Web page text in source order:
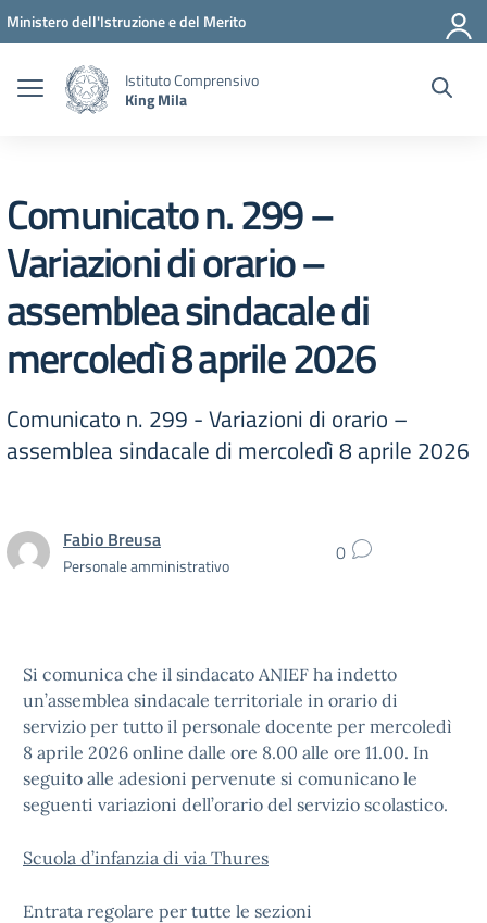
Vai ai contenuti
Vai al menu di navigazione
Vai al footer
Ministero dell'Istruzione e del Merito
Istituto Comprensivo
King Mila
Comunicato n. 299 –
Variazioni di orario –
assemblea sindacale di
mercoledì 8 aprile 2026
Comunicato n. 299 - Variazioni di orario –
assemblea sindacale di mercoledì 8 aprile 2026
Fabio Breusa
Personale amministrativo 0
Si comunica che il sindacato ANIEF ha indetto
un’assemblea sindacale territoriale in orario di
servizio per tutto il personale docente per mercoledì
8 aprile 2026 online dalle ore 8.00 alle ore 11.00. In
seguito alle adesioni pervenute si comunicano le
seguenti variazioni dell’orario del servizio scolastico.
Scuola d’infanzia di via Thures
Entrata regolare per tutte le sezioni